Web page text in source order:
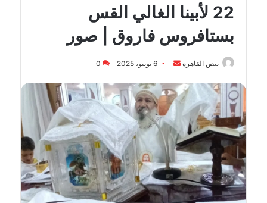
22 لأبينا الغالي القس
بستافروس فاروق | صور
نبض القاهرة
أرسل
إلكترونيا
6 يونيو، 2025 0